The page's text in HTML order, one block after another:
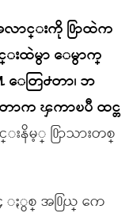
လာင္းကို ႐ြာထဲက
းထဲမွာ ေမွာက္
႔ ေတြ႕တာ၊ ဘ
က ၾကာၿပီ ထင္တ
နိမ့္ ႐ြာသားတစ္
ႏွစ္ အ႐ြယ္ ကေ